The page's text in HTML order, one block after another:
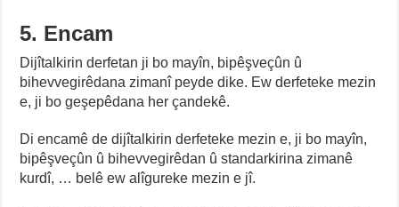
5. Encam
Dijîtalkirin derfetan ji bo mayîn, bipêşveçûn û
bihevvegirêdana zimanî peyde dike. Ew derfeteke mezin
e, ji bo geşepêdana her çandekê.
Di encamê de dijîtalkirin derfeteke mezin e, ji bo mayîn,
bipêşveçûn û bihevvegirêdan û standarkirina zimanê
kurdî, … belê ew alîgureke mezin e jî.